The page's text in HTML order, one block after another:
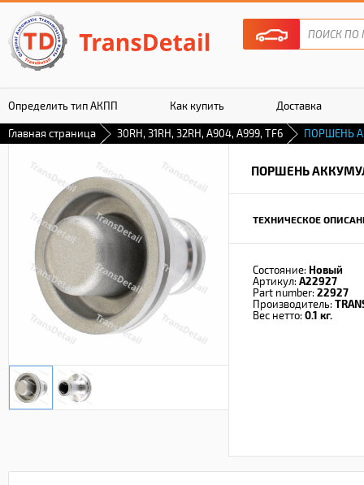
Определить тип АКПП Как купить Доставка
Гарантия
Главная страница 30RH, 31RH, 32RH, A904, A999, TF6 ПОРШЕНЬ
ПОРШЕНЬ
ТЕХНИЧЕСКОЕ
Состояние: Новый
Артикул: A22927
Part number: 22927
Производитель:
Вес нетто: 0.1 кг.